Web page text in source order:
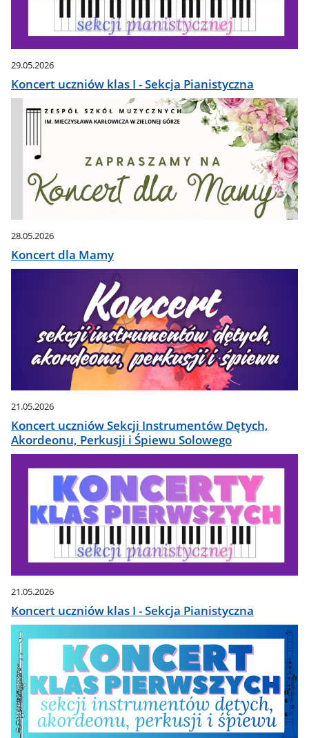
29.05.2026
Koncert uczniów klas I - Sekcja Pianistyczna
28.05.2026
Koncert dla Mamy
21.05.2026
Koncert uczniów Sekcji Instrumentów Dętych,
Akordeonu, Perkusji i Śpiewu Solowego
21.05.2026
Koncert uczniów klas I - Sekcja Pianistyczna